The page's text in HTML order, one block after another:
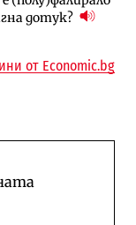
дотук?
75% от
все повече
от Economic.bg